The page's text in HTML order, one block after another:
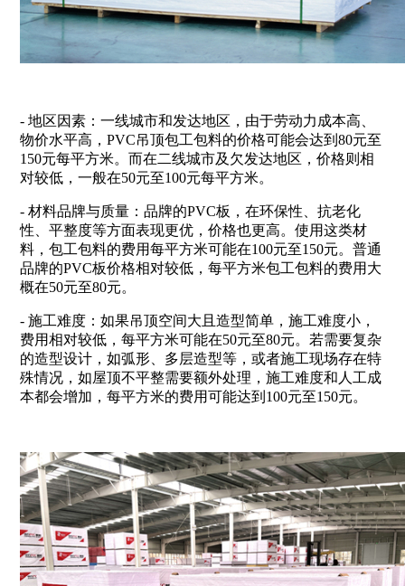
- 地区因素：一线城市和发达地区，由于劳动力成本高、
物价水平高，PVC吊顶包工包料的价格可能会达到80元至
150元每平方米。而在二线城市及欠发达地区，价格则相
对较低，一般在50元至100元每平方米。
- 材料品牌与质量：品牌的PVC板，在环保性、抗老化
性、平整度等方面表现更优，价格也更高。使用这类材
料，包工包料的费用每平方米可能在100元至150元。普通
品牌的PVC板价格相对较低，每平方米包工包料的费用大
概在50元至80元。
- 施工难度：如果吊顶空间大且造型简单，施工难度小，
费用相对较低，每平方米可能在50元至80元。若需要复杂
的造型设计，如弧形、多层造型等，或者施工现场存在特
殊情况，如屋顶不平整需要额外处理，施工难度和人工成
本都会增加，每平方米的费用可能达到100元至150元。